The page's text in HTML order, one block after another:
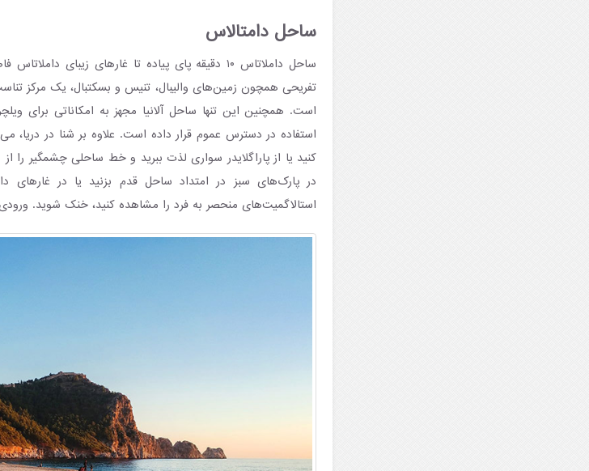
ساحل دامتالاس
ساحل داملاتاس ۱۰ دقیقه پای پیاده تا غارهای زیبای
تفریحی همچون زمین‌های والیبال، تنیس و بسکتبال، یک مرکز
است. همچنین این تنها ساحل آلانیا مجهز به امکاناتی برای
استفاده در دسترس عموم قرار داده است. علاوه بر شنا در
کنید یا از پاراگلایدر سواری لذت ببرید و خط ساحلی چشمگیر را
در پارک‌های سبز در امتداد ساحل قدم بزنید یا در غارهای
استالاگمیت‌های منحصر به فرد را مشاهده کنید، خنک شوید. ورودی غار ۷.۵۰